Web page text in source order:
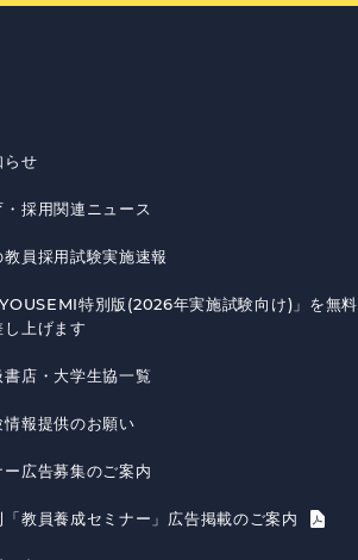
らせ
・採用関連ニュース
教員採用試験実施速報
特別版(2026年実施試験向け)」を無料
し上げます
書店・大学生協一覧
情報提供のお願い
ー広告募集のご案内
「教員養成セミナー」広告掲載のご案内